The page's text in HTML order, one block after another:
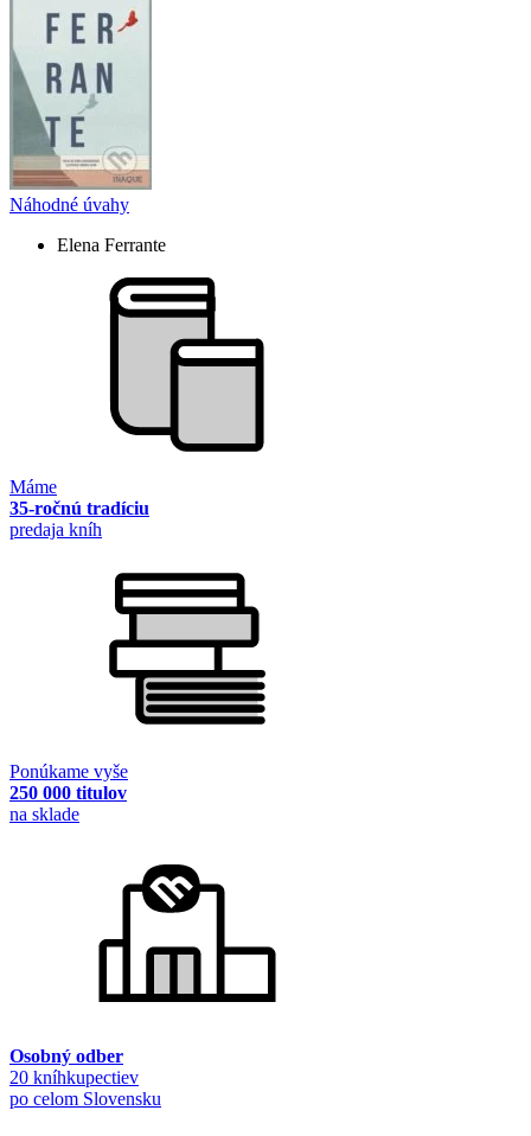
Náhodné úvahy
Elena Ferrante
Máme
35-ročnú tradíciu
predaja kníh
Ponúkame vyše
250 000 titulov
na sklade
Osobný odber
20 kníhkupectiev
po celom Slovensku